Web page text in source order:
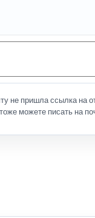
не пришла ссылка на
можете писать на